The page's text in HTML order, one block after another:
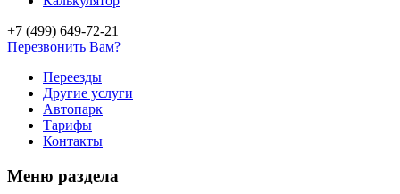
+7 (499) 649-72-21
Перезвонить Вам?
Переезды
Другие услуги
Автопарк
Тарифы
Контакты
Меню раздела